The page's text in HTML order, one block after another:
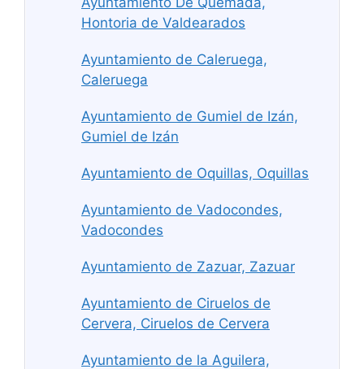
Hontoria de Valdearados
Ayuntamiento de Caleruega,
Caleruega
Ayuntamiento de Gumiel de Izán,
Gumiel de Izán
Ayuntamiento de Oquillas, Oquillas
Ayuntamiento de Vadocondes,
Vadocondes
Ayuntamiento de Zazuar, Zazuar
Ayuntamiento de Ciruelos de
Cervera, Ciruelos de Cervera
Ayuntamiento de la Aguilera,